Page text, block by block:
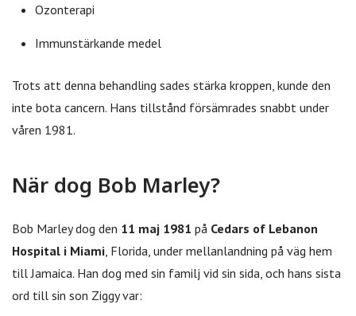
Ozonterapi
Immunstärkande medel
Trots att denna behandling sades stärka kroppen, kunde den
inte bota cancern. Hans tillstånd försämrades snabbt under
våren 1981.
När dog Bob Marley?
Bob Marley dog den 11 maj 1981 på Cedars of Lebanon
Hospital i Miami , Florida, under mellanlandning på väg hem
till Jamaica. Han dog med sin familj vid sin sida, och hans sista
ord till sin son Ziggy var: